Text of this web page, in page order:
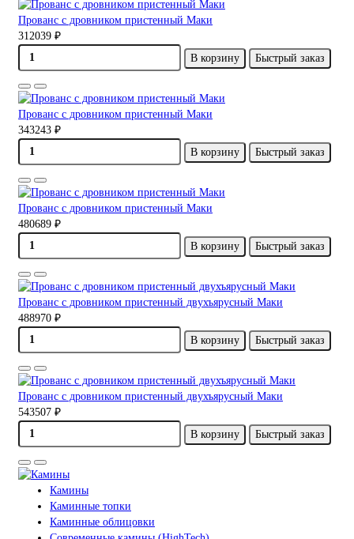
Прованс с дровником пристенный Маки
312039 ₽
В корзину
Быстрый заказ
Прованс с дровником пристенный Маки
343243 ₽
В корзину
Быстрый заказ
Прованс с дровником пристенный Маки
480689 ₽
В корзину
Быстрый заказ
Прованс с дровником пристенный двухъярусный Маки
488970 ₽
В корзину
Быстрый заказ
Прованс с дровником пристенный двухъярусный Маки
543507 ₽
В корзину
Быстрый заказ
Камины
Каминные топки
Каминные облицовки